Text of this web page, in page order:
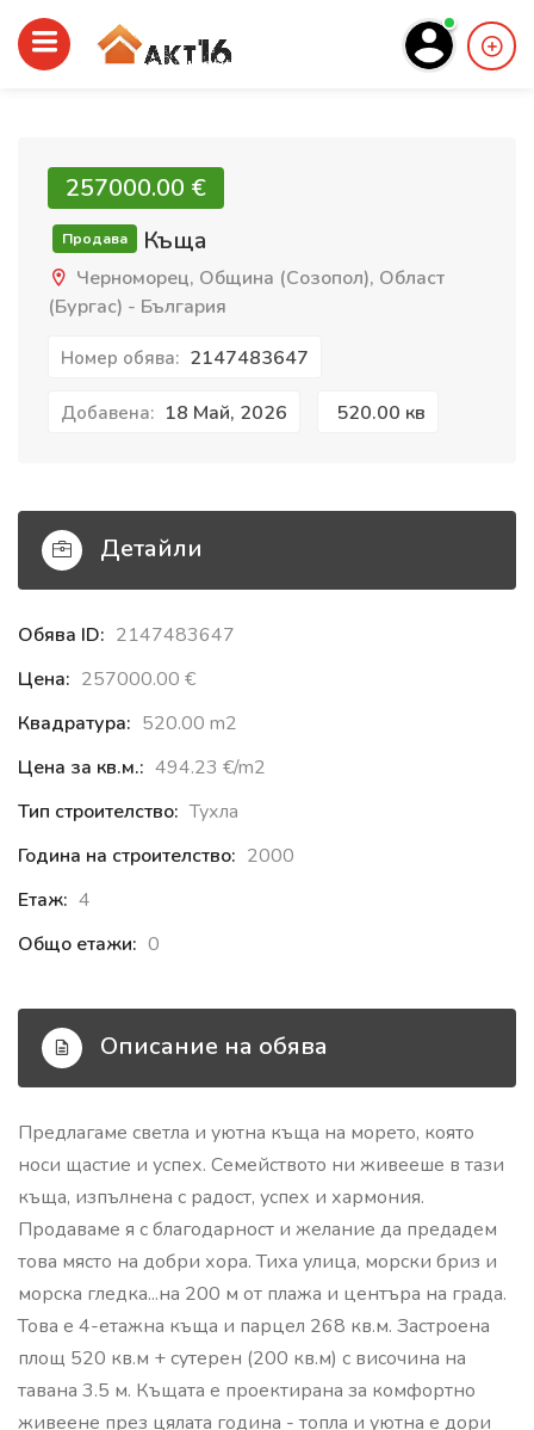
257000.00 €‎
Продава Къща
Черноморец, Община (Созопол), Област
(Бургас) - България
Номер обява: 2147483647
Добавена: 18 Май, 2026 520.00 кв
Детайли
Обява ID: 2147483647
Цена: 257000.00 €‎
Квадратура: 520.00 m2
Цена за кв.м.: 494.23 €‎/m2
Тип строителство: Тухла
Година на строителство: 2000
Етаж: 4
Общо етажи: 0
Описание на обява
Предлагаме светла и уютна къща на морето, която
носи щастие и успех. Семейството ни живееше в тази
къща, изпълнена с радост, успех и хармония.
Продаваме я с благодарност и желание да предадем
това място на добри хора. Тиха улица, морски бриз и
морска гледка...на 200 м от плажа и центъра на града.
Това е 4-етажна къща и парцел 268 кв.м. Застроена
площ 520 кв.м + сутерен (200 кв.м) с височина на
тавана 3.5 м. Къщата е проектирана за комфортно
живеене през цялата година - топла и уютна е дори